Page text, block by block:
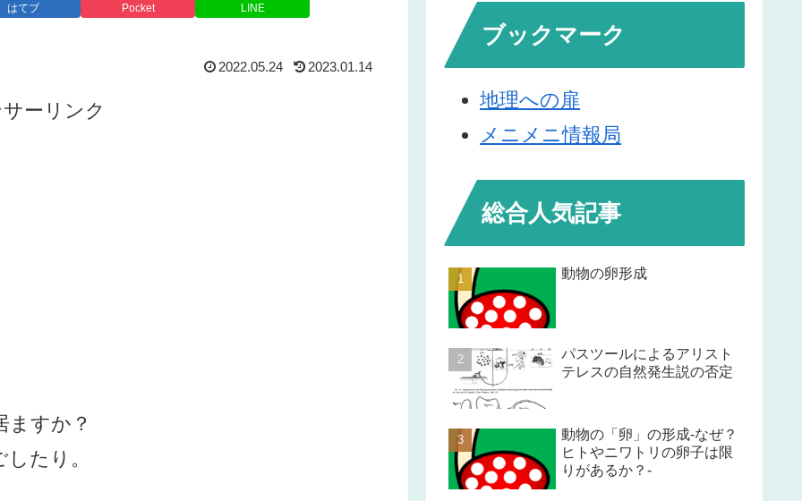
はてブ Pocket LINE
2022.05.24 2023.01.14
ーリンク
ますか？
たり。
ブックマーク
地理への扉
メニメニ情報局
総合人気記事
動物の卵形成
パスツールによるアリスト
テレスの自然発生説の否定
動物の「卵」の形成-なぜ？
ヒトやニワトリの卵子は限
りがあるか？-